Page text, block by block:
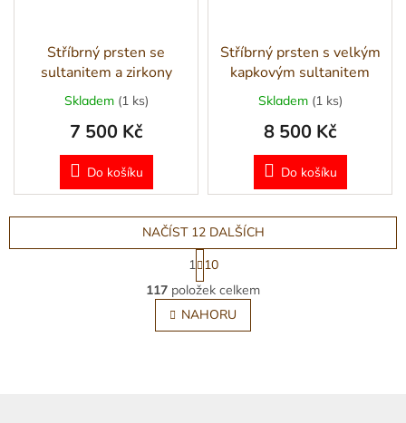
Stříbrný prsten se
sultanitem a zirkony
Skladem (1 ks)
7 500 Kč
Do košíku
Stříbrný prsten s velkým
kapkovým sultanitem
Skladem (1 ks)
8 500 Kč
Do košíku
O
v
l
á
NAČÍST 12 DALŠÍCH
S
t
r
á
n
k
1 10
117 položek celkem
NAHORU